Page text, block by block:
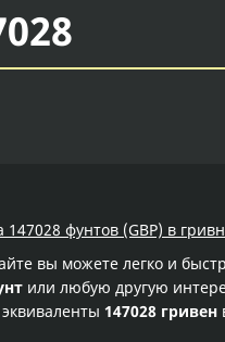
фунтов (GBP) в
вы можете легко и
или любую другую
147028 гривен